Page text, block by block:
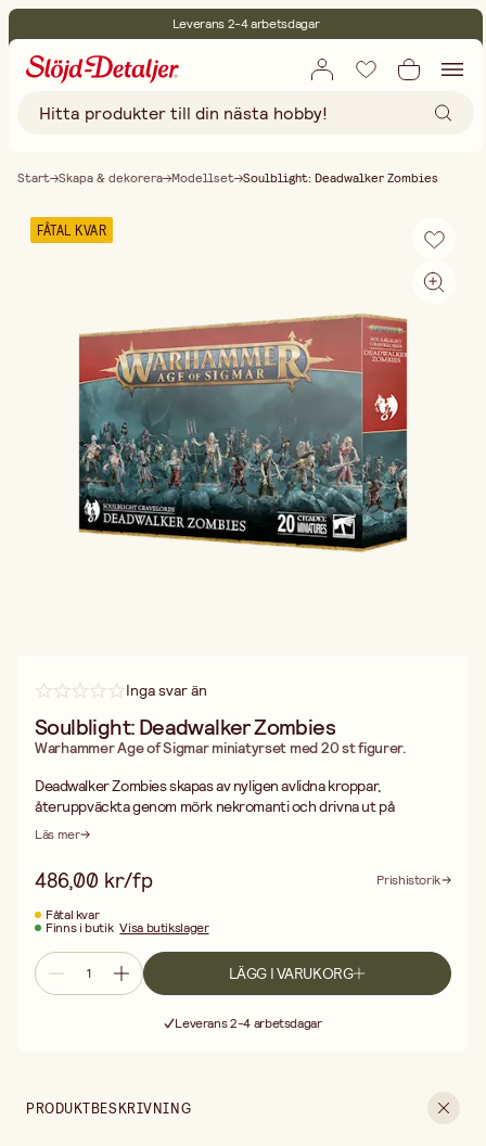
Leverans 2-4 arbetsdagar
Fri frakt vid köp över 499:-
Start Skapa & dekorera Modellset Soulblight: Deadwalker Zombies
FÅTAL KVAR
Inga svar än
Soulblight: Deadwalker Zombies
Warhammer Age of Sigmar miniatyrset med 20 st figurer.
Deadwalker Zombies skapas av nyligen avlidna kroppar,
återuppväckta genom mörk nekromanti och drivna ut på
slagfältet i stapplande horder. Helt hjärndöda och styrda enbart
plåga efter nekrojordskalvet. Många städer har därför infört
patrullerande "bålgrupper" som bränner ut smittan innan den
hinner växa sig för stor.
Även om de är långsamma, klumpiga och ömtåliga var för sig, kan
en tillräckligt stor samling Deadwalker Zombies utgöra ett
allvarligt hot – enbart genom sin mängd. Deras enkelspåriga
hunger kan även ge dem en oväntad hastighet när ett byte
kan mycket väl vakna upp i Soulblight-armén innan striden är
Bygg 20 Deadwalker Zombies
Läs mer
486,00 kr/fp
Prishistorik
Fåtal kvar
Finns i butik Visa butikslager
LÄGG I VARUKORG
Leverans 2-4 arbetsdagar
PRODUKTBESKRIVNING